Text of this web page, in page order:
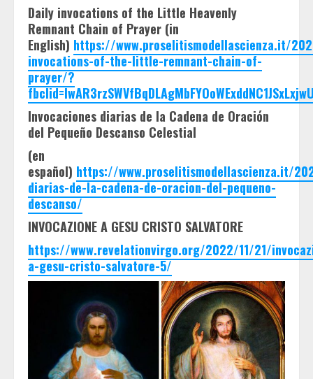
Daily invocations of the Little Heavenly
Remnant Chain of Prayer (in
English) https://www.proselitismodellascienza.it/
invocations-of-the-little-remnant-chain-of-
prayer/?
Invocaciones diarias de la Cadena de Oración
del Pequeño Descanso Celestial
(en
español) https://www.proselitismodellascienza.it/
diarias-de-la-cadena-de-oracion-del-pequeno-
descanso/
INVOCAZIONE A GESU CRISTO SALVATORE
https://www.revelationvirgo.org/2022/11/21/
a-gesu-cristo-salvatore-5/